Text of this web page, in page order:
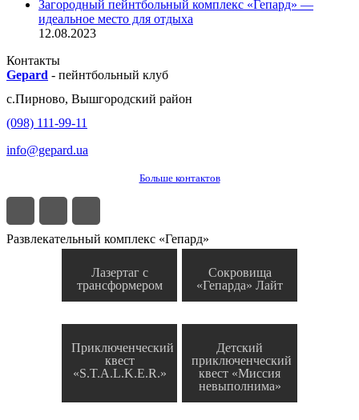
Загородный пейнтбольный комплекс «Гепард» —
идеальное место для отдыха
12.08.2023
Контакты
Gepard - пейнтбольный клуб
с.Пирново, Вышгородский район
(098) 111-99-11
info@gepard.ua
Больше контактов
Развлекательный комплекс «Гепард»
Лазертаг с
трансформером
Сокровища
«Гепарда» Лайт
Приключенческий
квест
«S.T.A.L.K.E.R.»
Детский
приключенческий
квест «Миссия
невыполнима»